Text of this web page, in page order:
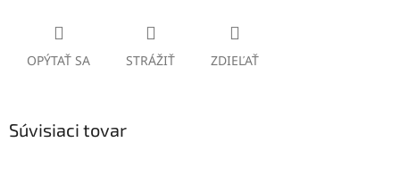
OPÝTAŤ SA STRÁŽIŤ ZDIEĽAŤ
Súvisiaci tovar